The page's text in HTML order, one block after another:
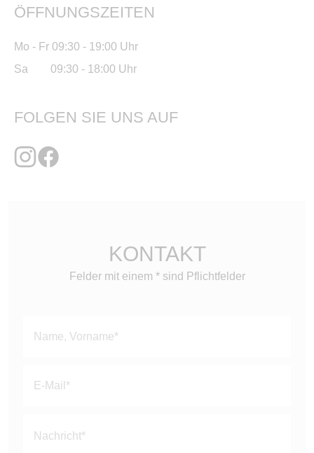
ÖFFNUNGSZEITEN
Mo - Fr 09:30 - 19:00 Uhr
Sa 09:30 - 18:00 Uhr
FOLGEN SIE UNS AUF
KONTAKT
Felder mit einem * sind Pflichtfelder